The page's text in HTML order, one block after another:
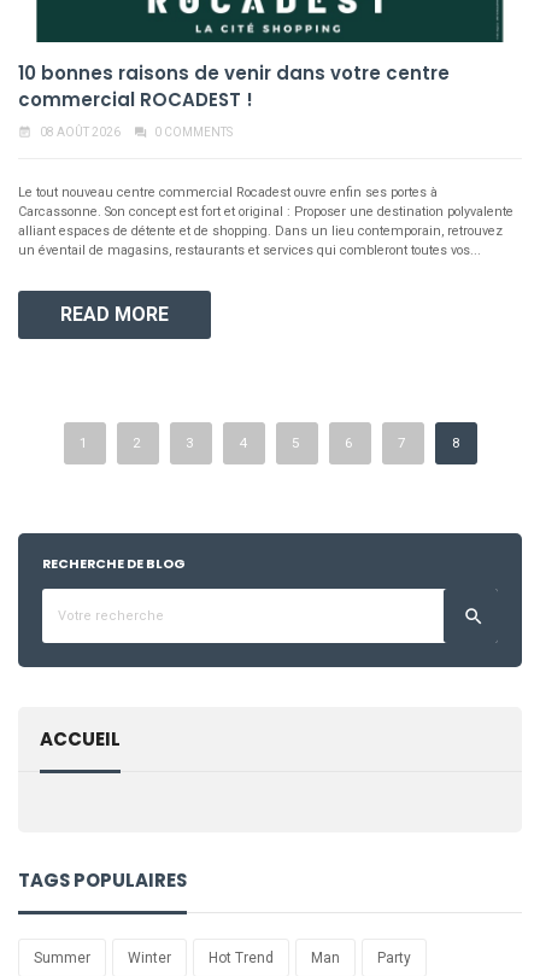
RECHERCHE DE BLOG

ACCUEIL
TAGS POPULAIRES
Summer Winter Hot Trend Man Party
10 bonnes raisons de venir dans votre centre
commercial ROCADEST !
event_note 08 AOÛT 2026 0 COMMENTS
Le tout nouveau centre commercial Rocadest ouvre enfin ses portes à
Carcassonne. Son concept est fort et original : Proposer une destination polyvalente
alliant espaces de détente et de shopping. Dans un lieu contemporain, retrouvez
un éventail de magasins, restaurants et services qui combleront toutes vos...
READ MORE
1 2 3 4 5 6 7 8